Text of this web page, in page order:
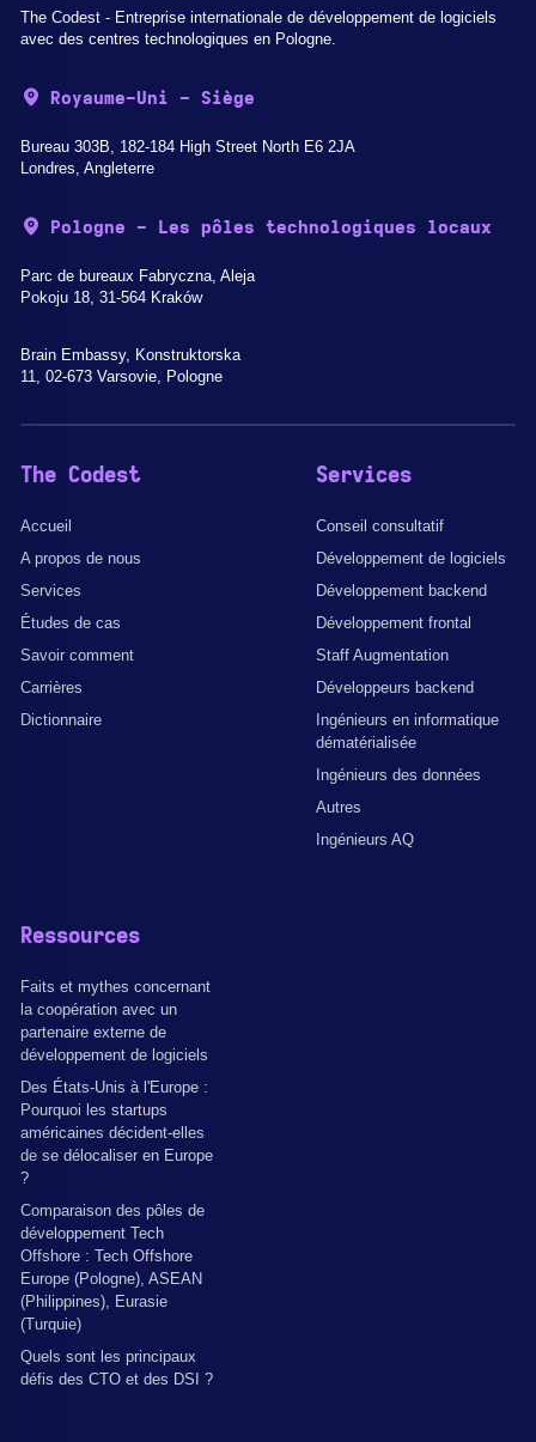
The Codest - Entreprise internationale de développement de logiciels
avec des centres technologiques en Pologne.
Royaume-Uni - Siège
Bureau 303B, 182-184 High Street North E6 2JA
Londres, Angleterre
Pologne - Les pôles technologiques locaux
Parc de bureaux Fabryczna, Aleja
Pokoju 18, 31-564 Kraków
Brain Embassy, Konstruktorska
11, 02-673 Varsovie, Pologne
The Codest
Accueil
A propos de nous
Services
Études de cas
Savoir comment
Carrières
Dictionnaire
Services
Conseil consultatif
Développement de logiciels
Développement backend
Développement frontal
Staff Augmentation
Développeurs backend
Ingénieurs en informatique
dématérialisée
Ingénieurs des données
Autres
Ingénieurs AQ
Ressources
Faits et mythes concernant
la coopération avec un
partenaire externe de
développement de logiciels
Des États-Unis à l'Europe :
Pourquoi les startups
américaines décident-elles
de se délocaliser en Europe
?
Comparaison des pôles de
développement Tech
Offshore : Tech Offshore
Europe (Pologne), ASEAN
(Philippines), Eurasie
(Turquie)
Quels sont les principaux
défis des CTO et des DSI ?